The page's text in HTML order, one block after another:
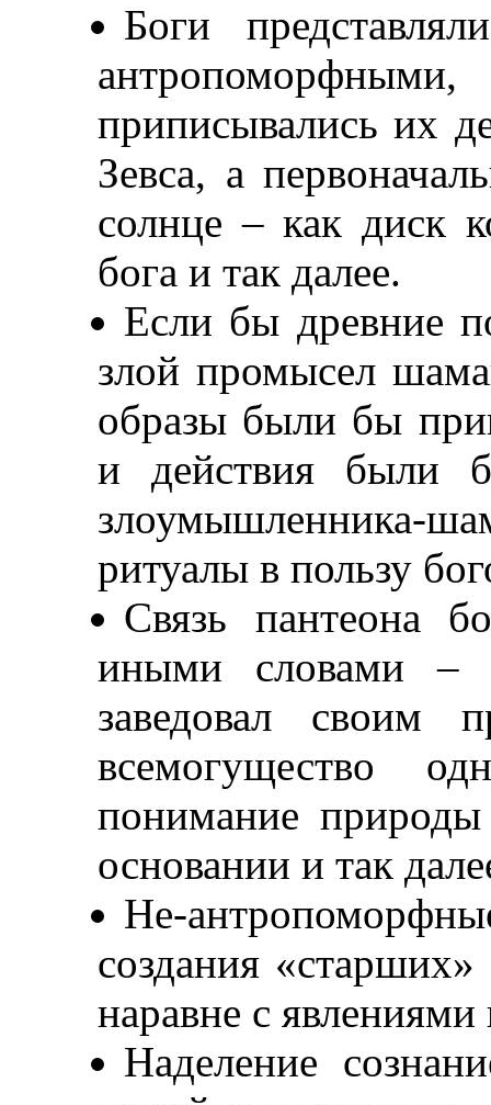
Боги
приписывались их
Зевса, а
солнце – как диск
бога и так далее.
Если бы древние
злой промысел
образы были бы
и действия были
ритуалы в пользу
Связь пантеона
иными словами –
заведовал своим
всемогущество
понимание
основании и так
Не-
создания
наравне с
Наделение